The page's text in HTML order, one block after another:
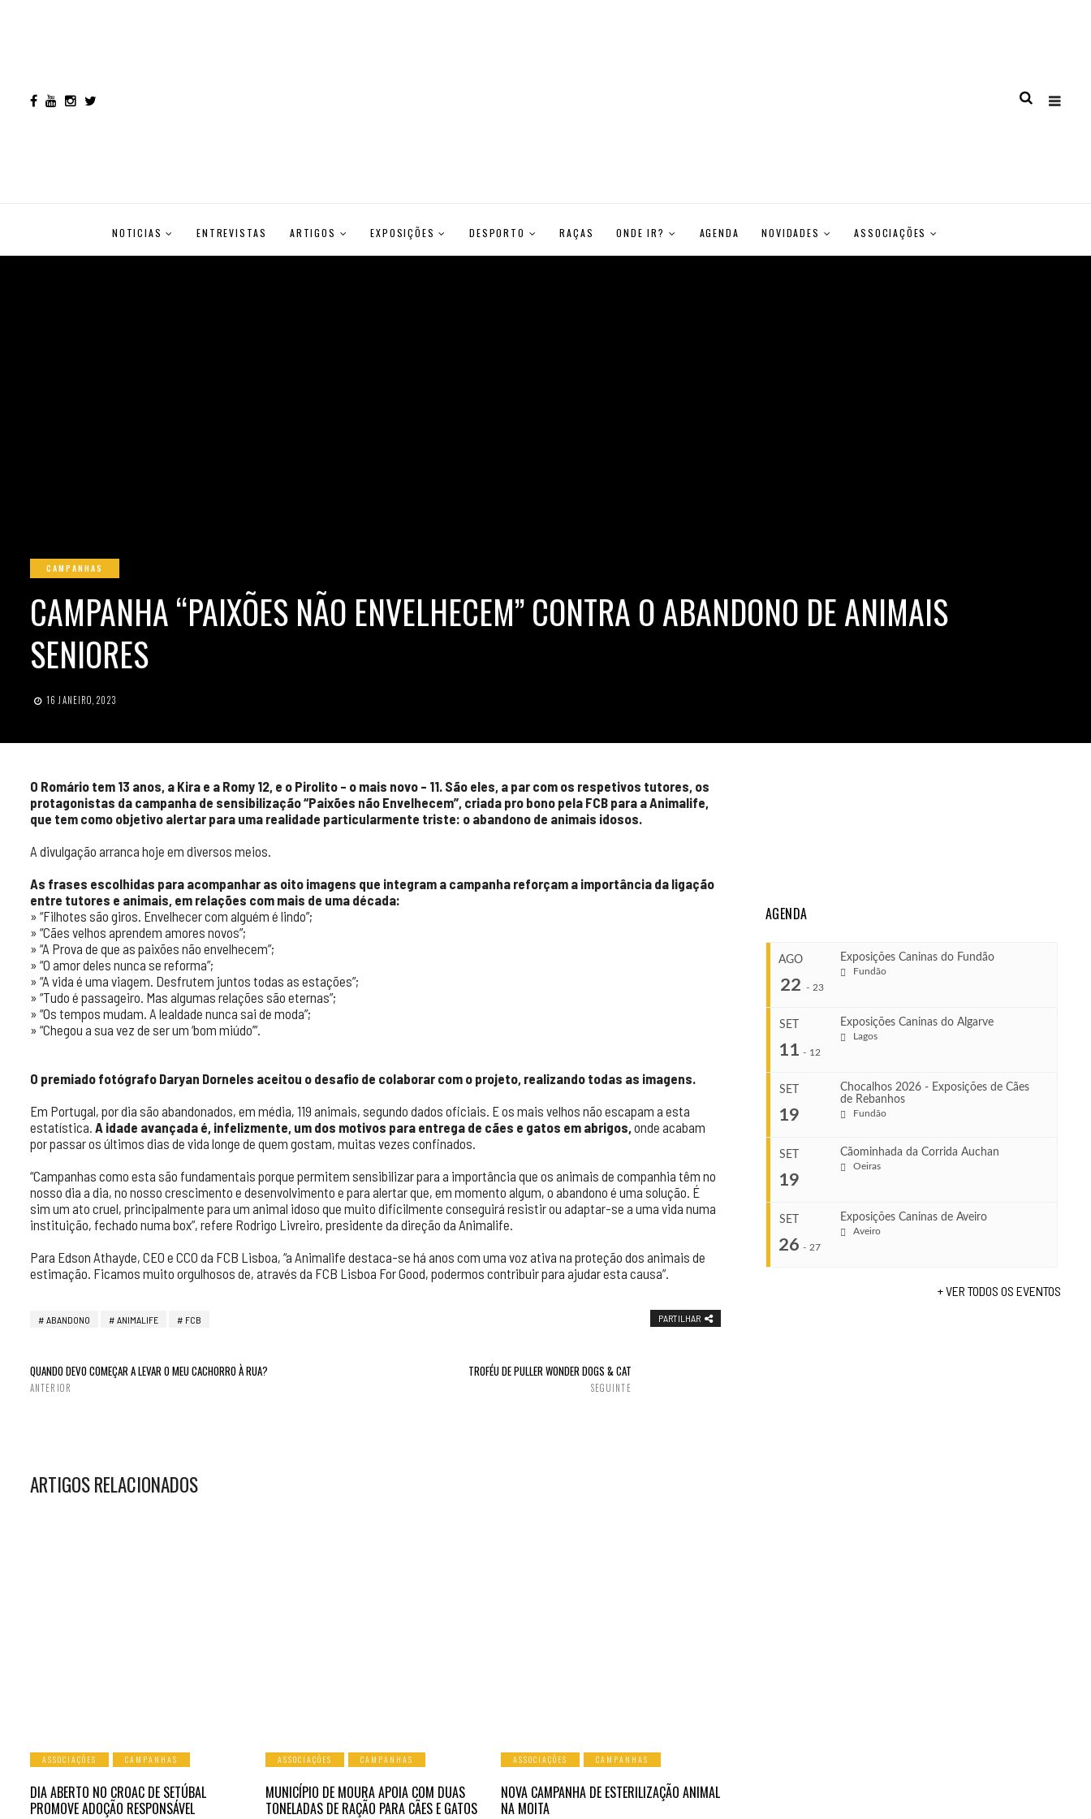
NOTICIAS ENTREVISTAS ARTIGOS EXPOSIÇÕES DESPORTO RAÇAS ONDE IR? AGENDA NOVIDADES ASSOCIAÇÕES
CAMPANHAS
CAMPANHA “PAIXÕES NÃO ENVELHECEM” CONTRA O ABANDONO DE ANIMAIS
SENIORES
16 JANEIRO, 2023
O Romário tem 13 anos, a Kira e a Romy 12, e o Pirolito – o mais novo – 11. São eles, a par com os respetivos tutores, os
protagonistas da campanha de sensibilização “Paixões não Envelhecem”, criada pro bono pela FCB para a Animalife,
que tem como objetivo alertar para uma realidade particularmente triste: o abandono de animais idosos.
A divulgação arranca hoje em diversos meios.
As frases escolhidas para acompanhar as oito imagens que integram a campanha reforçam a importância da ligação
entre tutores e animais, em relações com mais de uma década:
» “Filhotes são giros. Envelhecer com alguém é lindo”;
» “Cães velhos aprendem amores novos”;
» “A Prova de que as paixões não envelhecem”;
» “O amor deles nunca se reforma”;
» “A vida é uma viagem. Desfrutem juntos todas as estações”;
» “Tudo é passageiro. Mas algumas relações são eternas”;
» “Os tempos mudam. A lealdade nunca sai de moda”;
» “Chegou a sua vez de ser um ‘bom miúdo’”.
O premiado fotógrafo Daryan Dorneles aceitou o desafio de colaborar com o projeto, realizando todas as imagens.
Em Portugal, por dia são abandonados, em média, 119 animais, segundo dados oficiais. E os mais velhos não escapam a esta
estatística. A idade avançada é, infelizmente, um dos motivos para entrega de cães e gatos em abrigos,onde acabam
por passar os últimos dias de vida longe de quem gostam, muitas vezes confinados.
“Campanhas como esta são fundamentais porque permitem sensibilizar para a importância que os animais de companhia têm no
nosso dia a dia, no nosso crescimento e desenvolvimento e para alertar que, em momento algum, o abandono é uma solução. É
sim um ato cruel, principalmente para um animal idoso que muito dificilmente conseguirá resistir ou adaptar-se a uma vida numa
instituição, fechado numa box”, refere Rodrigo Livreiro, presidente da direção da Animalife.
Para Edson Athayde, CEO e CCO da FCB Lisboa, “a Animalife destaca-se há anos com uma voz ativa na proteção dos animais de
estimação. Ficamos muito orgulhosos de, através da FCB Lisboa For Good, podermos contribuir para ajudar esta causa”.
ABANDONO ANIMALIFE FCB PARTILHAR
QUANDO DEVO COMEÇAR A LEVAR O MEU CACHORRO À RUA?
ANTERIOR
TROFÉU DE PULLER WONDER DOGS & CAT
SEGUINTE
ARTIGOS RELACIONADOS
ASSOCIAÇÕES CAMPANHAS
DIA ABERTO NO CROAC DE SETÚBAL
PROMOVE ADOÇÃO RESPONSÁVEL
ASSOCIAÇÕES CAMPANHAS
MUNICÍPIO DE MOURA APOIA COM DUAS
TONELADAS DE RAÇÃO PARA CÃES E GATOS
ASSOCIAÇÕES CAMPANHAS
NOVA CAMPANHA DE ESTERILIZAÇÃO ANIMAL
NA MOITA
AGENDA
AGO
22 - 23
Exposições Caninas do Fundão
Fundão
Ago 22, 2026
Ago 23, 2026
VENUE
SET
11 - 12
Exposições Caninas do Algarve
Lagos
Set 11, 2026
Set 12, 2026
VENUE
SET
19
Chocalhos 2026 - Exposições de Cães
de Rebanhos
Fundão
COMEÇA
SET
19
Cãominhada da Corrida Auchan
Oeiras
SET
26 - 27
Exposições Caninas de Aveiro
Aveiro
+ VER TODOS OS EVENTOS